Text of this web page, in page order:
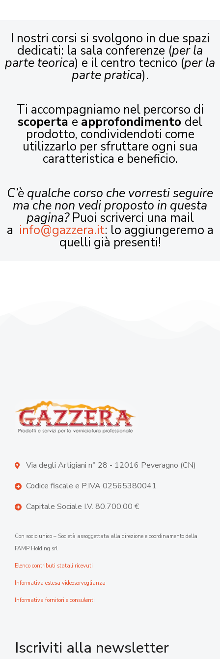
I nostri corsi si svolgono in due spazi
dedicati: la sala conferenze (per la
parte teorica) e il centro tecnico (per la
parte pratica).
Ti accompagniamo nel percorso di
scoperta e approfondimento del
prodotto, condividendoti come
utilizzarlo per sfruttare ogni sua
caratteristica e beneficio.
C’è qualche corso che vorresti seguire
ma che non vedi proposto in questa
pagina?Puoi scriverci una mail
a info@gazzera.it: lo aggiungeremo a
quelli già presenti!
Via degli Artigiani n° 28 - 12016 Peveragno (CN)
Codice fiscale e P.IVA 02565380041
Capitale Sociale I.V. 80.700,00 €
Con socio unico – Società assoggettata alla direzione e coordinamento della
FAMP Holding srl
Elenco contributi statali ricevuti
Informativa estesa videosorveglianza
Informativa fornitori e consulenti
Iscriviti alla newsletter